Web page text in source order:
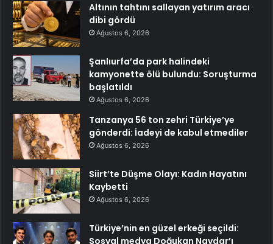
Altının tahtını sallayan yatırım aracı
dibi gördü
Ağustos 6, 2026
Şanlıurfa’da park halindeki
kamyonette ölü bulundu: Soruşturma
başlatıldı
Ağustos 6, 2026
Tanzanya 56 ton zehri Türkiye’ye
gönderdi: İadeyi de kabul etmediler
Ağustos 6, 2026
Siirt’te Düşme Olayı: Kadın Hayatını
Kaybetti
Ağustos 6, 2026
Türkiye’nin en güzel erkeği seçildi:
Sosyal medya Doğukan Navdar’ı